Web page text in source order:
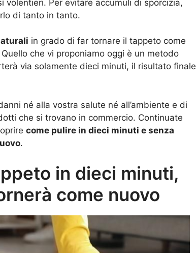
volentieri. Per evitare accumuli di sporcizia,
di tanto in tanto.
in grado di far tornare il tappeto come
che vi proponiamo oggi è un metodo
via solamente dieci minuti, il risultato finale
né alla vostra salute né all’ambiente e di
che si trovano in commercio. Continuate
come pulire in dieci minuti e senza
.
in dieci minuti,
come nuovo